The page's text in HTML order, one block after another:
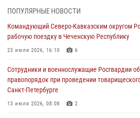
Росгвардии (видео)
07 августа 2026, 12:20
выпуска «Легенды армии с Александром
07 августа 2026, 12:00
Представители ФСБ России по Уральскому
ПОПУЛЯРНЫЕ НОВОСТИ
Командующий Северо-Кавказским округом
рабочую поездку в Чеченскую Республику
23 июля 2026, 16:10 6
Сотрудники и военнослужащие Росгвардии
правопорядок при проведении
Санкт-Петербурге
13 июля 2026, 08:08 2